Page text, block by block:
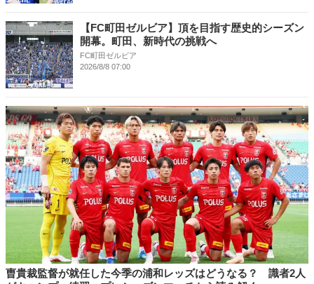
【FC町田ゼルビア】頂を目指す歴史的シーズン
開幕。町田、新時代の挑戦へ
FC町田ゼルビア
2026/8/8 07:00
曺貴裁監督が就任した今季の浦和レッズはどうなる？ 識者2人